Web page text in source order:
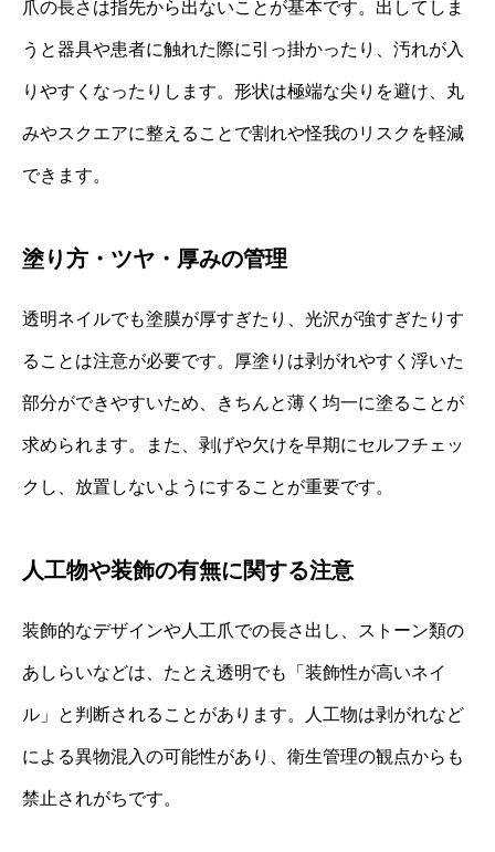
爪の長さは指先から出ないことが基本です。出してしま
うと器具や患者に触れた際に引っ掛かったり、汚れが入
りやすくなったりします。形状は極端な尖りを避け、丸
みやスクエアに整えることで割れや怪我のリスクを軽減
できます。
塗り方・ツヤ・厚みの管理
透明ネイルでも塗膜が厚すぎたり、光沢が強すぎたりす
ることは注意が必要です。厚塗りは剥がれやすく浮いた
部分ができやすいため、きちんと薄く均一に塗ることが
求められます。また、剥げや欠けを早期にセルフチェッ
クし、放置しないようにすることが重要です。
人工物や装飾の有無に関する注意
装飾的なデザインや人工爪での長さ出し、ストーン類の
あしらいなどは、たとえ透明でも「装飾性が高いネイ
ル」と判断されることがあります。人工物は剥がれなど
による異物混入の可能性があり、衛生管理の観点からも
禁止されがちです。